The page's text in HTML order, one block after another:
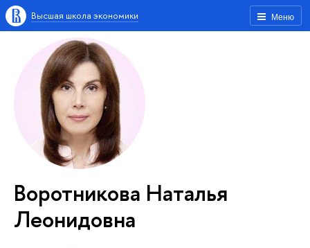
Меню
Высшая школа экономики
Воротникова Наталья
Леонидовна